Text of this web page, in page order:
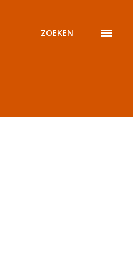
ZOEKEN